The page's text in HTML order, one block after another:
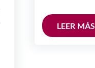
LEER MÁS